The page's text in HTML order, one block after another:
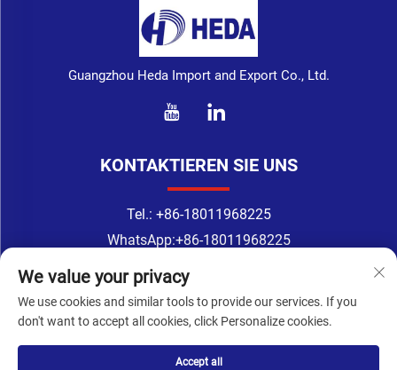
Guangzhou Heda Import and Export Co., Ltd.
KONTAKTIEREN SIE UNS
Tel.: +86-18011968225
WhatsApp:+86-18011968225
E-Mail:
Address: Nr. 133-1, Tingyuan-Straße, Xingang-Oststraße, Bezirk
Haizhu, Guangzhou
We value your privacy
We use cookies and similar tools to provide our services. If you
don't want to accept all cookies, click Personalize cookies.
Accept all